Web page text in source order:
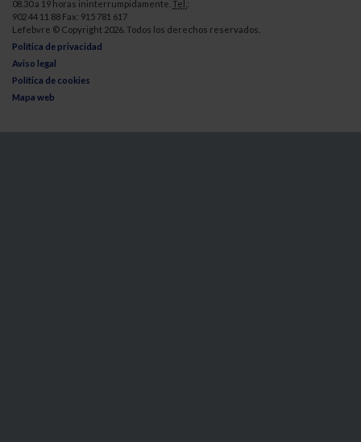
08.30 a 19 horas ininterrumpidamente. Tel. :
902 44 11 88 Fax: 915 781 617
Lefebvre © Copyright 2026. Todos los derechos reservados.
Política de privacidad
Aviso legal
Política de cookies
Mapa web